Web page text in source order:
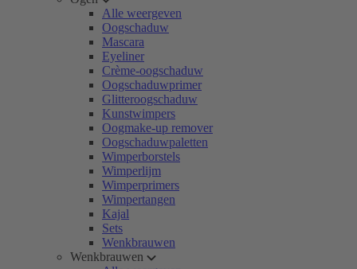
Alle weergeven
Oogschaduw
Mascara
Eyeliner
Crème-oogschaduw
Oogschaduwprimer
Glitteroogschaduw
Kunstwimpers
Oogmake-up remover
Oogschaduwpaletten
Wimperborstels
Wimperlijm
Wimperprimers
Wimpertangen
Kajal
Sets
Wenkbrauwen
Wenkbrauwen